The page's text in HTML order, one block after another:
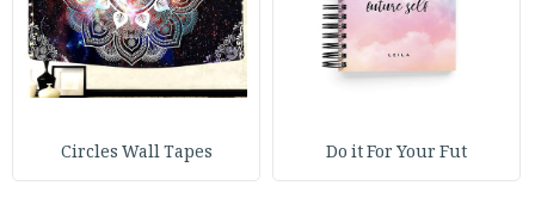
Do it For Your Fut
Circles Wall Tapes